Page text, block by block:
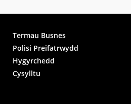
Termau Busnes
Polisi Preifatrwydd
Hygyrchedd
Cysylltu